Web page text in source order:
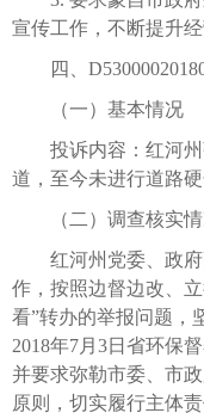
宣传工作，不断提升
四、
（一）基本情况
投诉内容：红河州
道，至今未进行道路
（二）调查核实情
红河州党委、政府
作，按照边督边改、
看”转办的举报问题，
2018年7月3日省环保
并要求弥勒市委、市
原则，切实履行主体